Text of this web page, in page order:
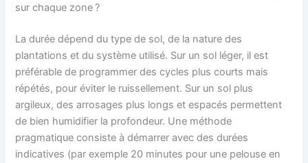
sur chaque zone ?
La durée dépend du type de sol, de la nature des
plantations et du système utilisé. Sur un sol léger, il est
préférable de programmer des cycles plus courts mais
répétés, pour éviter le ruissellement. Sur un sol plus
argileux, des arrosages plus longs et espacés permettent
de bien humidifier la profondeur. Une méthode
pragmatique consiste à démarrer avec des durées
indicatives (par exemple 20 minutes pour une pelouse en